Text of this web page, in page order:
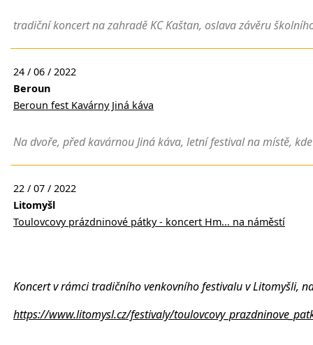
tradiční koncert na zahradě KC Kaštan, oslava závěru
24 / 06 / 2022
Beroun
Beroun fest Kavárny Jiná káva
Na dvoře, před kavárnou Jiná káva, letní festival na místě,
22 / 07 / 2022
Litomyšl
Toulovcovy prázdninové pátky - koncert Hm... na náměstí
Koncert v rámci tradičního venkovního festivalu v Litomyšli,
https://www.litomysl.cz/festivaly/